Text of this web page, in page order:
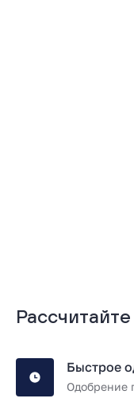
Быстрое
Одобрение